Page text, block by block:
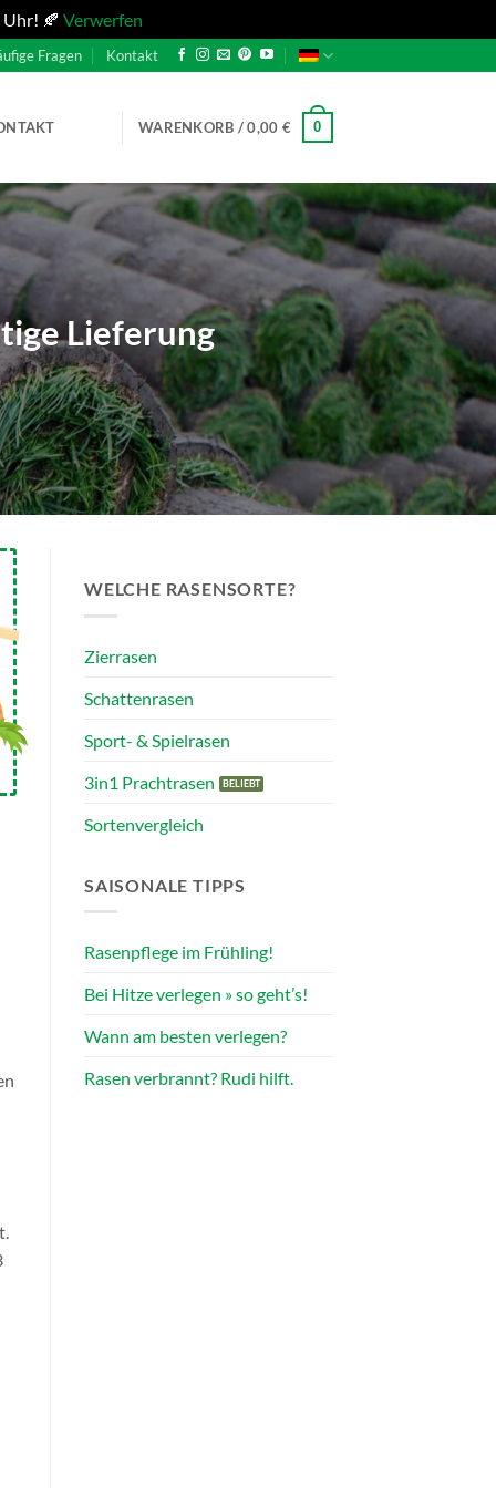
🍂 Verwerfen
Fragen Kontakt
WARENKORB /0,00 € 0
Lieferung
WELCHE RASENSORTE?
Zierrasen
Schattenrasen
Sport- & Spielrasen
3in1 Prachtrasen
Sortenvergleich
SAISONALE TIPPS
Rasenpflege im Frühling!
Bei Hitze verlegen » so geht’s!
Wann am besten verlegen?
Rasen verbrannt? Rudi hilft.